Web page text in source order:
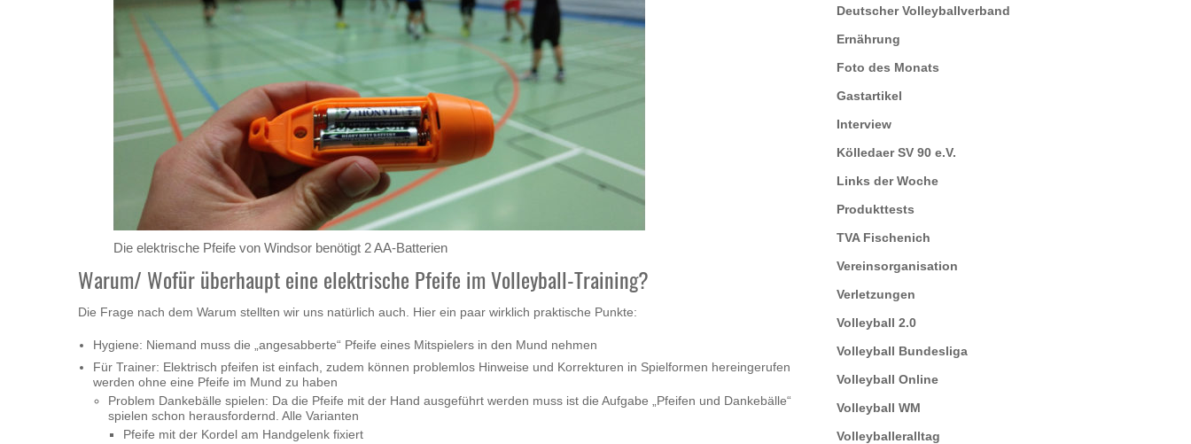
Die elektrische Pfeife von Windsor benötigt 2 AA-Batterien
Warum/ Wofür überhaupt eine elektrische Pfeife im Volleyball-Training?
Die Frage nach dem Warum stellten wir uns natürlich auch. Hier ein paar wirklich praktische Punkte:
Hygiene: Niemand muss die „angesabberte“ Pfeife eines Mitspielers in den Mund nehmen
Für Trainer: Elektrisch pfeifen ist einfach, zudem können problemlos Hinweise und Korrekturen in Spielformen hereingerufen
werden ohne eine Pfeife im Mund zu haben
Problem Dankebälle spielen: Da die Pfeife mit der Hand ausgeführt werden muss ist die Aufgabe „Pfeifen und Dankebälle“
spielen schon herausfordernd. Alle Varianten
Pfeife mit der Kordel am Handgelenk fixiert
Deutscher Volleyballverband
Ernährung
Foto des Monats
Gastartikel
Interview
Kölledaer SV 90 e.V.
Links der Woche
Produkttests
TVA Fischenich
Vereinsorganisation
Verletzungen
Volleyball 2.0
Volleyball Bundesliga
Volleyball Online
Volleyball WM
Volleyballeralltag